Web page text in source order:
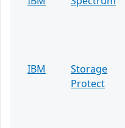
IBM
Storage
Protect